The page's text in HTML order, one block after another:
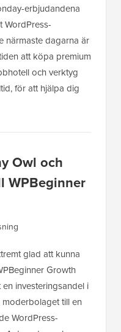
erbjudandena
WordPress-
närmaste dagarna är
att köpa premium
och verktyg
för att hjälpa dig
Owl och
WPBeginner
glad att kunna
Growth
investeringsandel i
moderbolaget till en
WordPress-